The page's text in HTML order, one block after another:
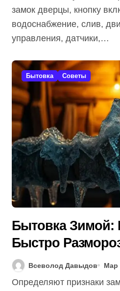
замок дверцы, кнопку
водоснабжение, слив,
управления, датчики,…
Бытовка Советы
Бытовка Зимой:
Быстро
Трубы (Гид
Советов!
Всеволод Давыдов Мар
Определяют признаки замерзших труб,